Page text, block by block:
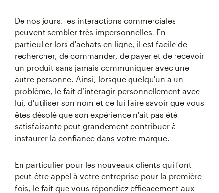
De nos jours, les interactions commerciales
peuvent sembler très impersonnelles. En
particulier lors d'achats en ligne, il est facile de
rechercher, de commander, de payer et de recevoir
un produit sans jamais communiquer avec une
autre personne. Ainsi, lorsque quelqu'un a un
problème, le fait d’interagir personnellement avec
lui, d'utiliser son nom et de lui faire savoir que vous
êtes désolé que son expérience n'ait pas été
satisfaisante peut grandement contribuer à
instaurer la confiance dans votre marque.
En particulier pour les nouveaux clients qui font
peut-être appel à votre entreprise pour la première
fois, le fait que vous répondiez efficacement aux